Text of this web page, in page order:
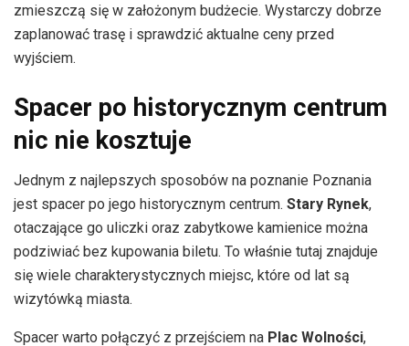
zmieszczą się w założonym budżecie. Wystarczy dobrze
zaplanować trasę i sprawdzić aktualne ceny przed
wyjściem.
Spacer po historycznym centrum
nic nie kosztuje
Jednym z najlepszych sposobów na poznanie Poznania
jest spacer po jego historycznym centrum. Stary Rynek,
otaczające go uliczki oraz zabytkowe kamienice można
podziwiać bez kupowania biletu. To właśnie tutaj znajduje
się wiele charakterystycznych miejsc, które od lat są
wizytówką miasta.
Spacer warto połączyć z przejściem na Plac Wolności,